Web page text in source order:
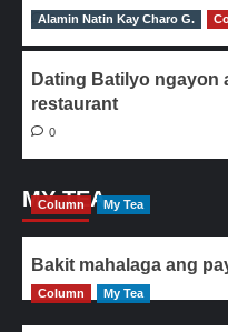
0
Alamin Natin Kay Charo G.
Dating Batilyo ngayon
restaurant
0
MY TEA
Column My Tea
Bakit mahalaga ang
Column My Tea